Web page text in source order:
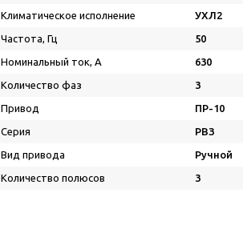
Климатическое исполнение УХЛ2
Частота, Гц 50
Номинальный ток, А 630
Количество фаз 3
Привод ПР-10
Серия РВЗ
Вид привода Ручной
Количество полюсов 3